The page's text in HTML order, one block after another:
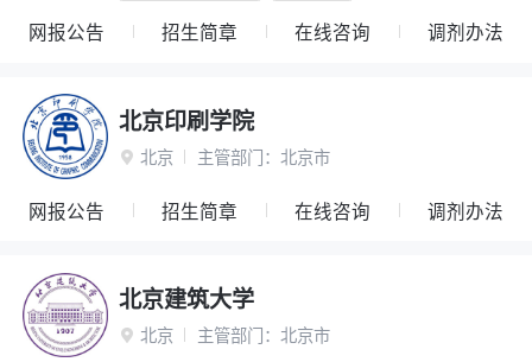
网报公告 招生简章 在线咨询 调剂办法
北京印刷学院
 北京 主管部门： 北京市
网报公告 招生简章 在线咨询 调剂办法
北京建筑大学
 北京 主管部门： 北京市